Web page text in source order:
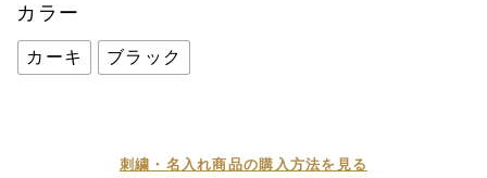
カラー
カーキ ブラック
刺繍・名入れ商品の購入方法を見る